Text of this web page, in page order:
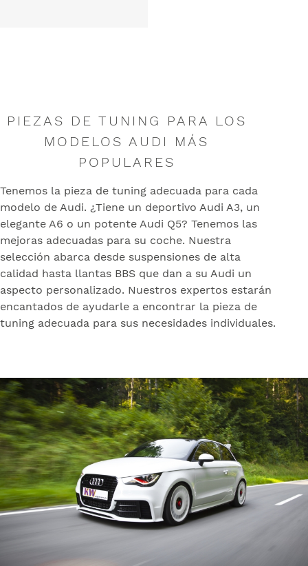
PIEZAS DE TUNING PARA LOS
MODELOS AUDI MÁS
POPULARES
Tenemos la pieza de tuning adecuada para cada
modelo de Audi. ¿Tiene un deportivo Audi A3, un
elegante A6 o un potente Audi Q5? Tenemos las
mejoras adecuadas para su coche. Nuestra
selección abarca desde suspensiones de alta
calidad hasta llantas BBS que dan a su Audi un
aspecto personalizado. Nuestros expertos estarán
encantados de ayudarle a encontrar la pieza de
tuning adecuada para sus necesidades individuales.